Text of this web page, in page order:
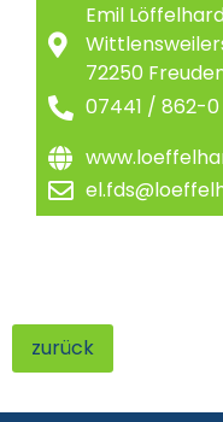
Emil
72250
07441 / 862-0
zurück